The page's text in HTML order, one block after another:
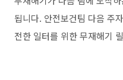
됩니다. 안전보건팀 다음 주
전한 일터를 위한 무재해기